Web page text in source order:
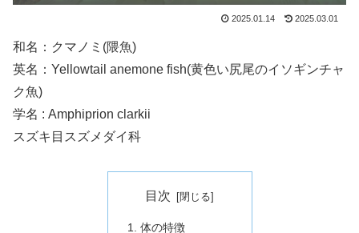
2025.01.14 2025.03.01
和名：クマノミ(隈魚)
英名：Yellowtail anemone fish(黄色い尻尾のイソギンチャ
ク魚)
学名 : Amphiprion clarkii
スズキ目スズメダイ科
目次
体の特徴